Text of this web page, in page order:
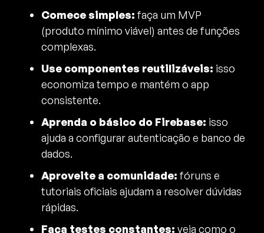
Comece simples: faça um MVP
(produto mínimo viável) antes de funções
complexas.
Use componentes reutilizáveis: isso
economiza tempo e mantém o app
consistente.
Aprenda o básico do Firebase: isso
ajuda a configurar autenticação e banco de
dados.
Aproveite a comunidade: fóruns e
tutoriais oficiais ajudam a resolver dúvidas
rápidas.
Faça testes constantes: veja como o